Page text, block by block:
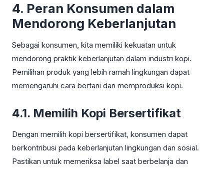
4. Peran Konsumen dalam
Mendorong Keberlanjutan
Sebagai konsumen, kita memiliki kekuatan untuk
mendorong praktik keberlanjutan dalam industri kopi.
Pemilihan produk yang lebih ramah lingkungan dapat
memengaruhi cara bertani dan memproduksi kopi.
4.1. Memilih Kopi Bersertifikat
Dengan memilih kopi bersertifikat, konsumen dapat
berkontribusi pada keberlanjutan lingkungan dan sosial.
Pastikan untuk memeriksa label saat berbelanja dan